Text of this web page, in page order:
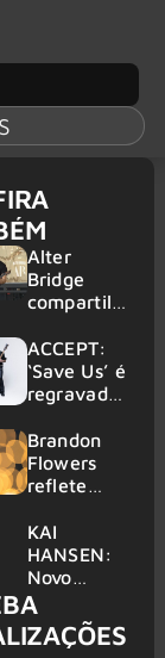
Alter
Bridge
compartilh
vivo de
“Fortress”
gravada
am Ring
2026
ACCEPT:
‘Save Us’ é
regravada
membros
do GHOST
e KORN
Brandon
Flowers
reflete
futuro e
levanta
possibilida
de de
deixar os
palcos
KAI
HANSEN:
Novo
single
‘Welcome
To Life’ é